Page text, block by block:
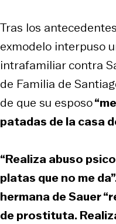
Tras los
exmodelo interpuso
intrafamiliar contra
de Familia de
de que su esposo
patadas de la casa
“Realiza abuso
platas que no me
hermana de Sauer
de prostituta.